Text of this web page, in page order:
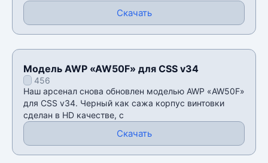
Скачать
Модель AWP «AW50F» для CSS v34
456
Наш арсенал снова обновлен моделью AWP «AW50F»
для CSS v34. Черный как сажа корпус винтовки
сделан в HD качестве, с
Скачать